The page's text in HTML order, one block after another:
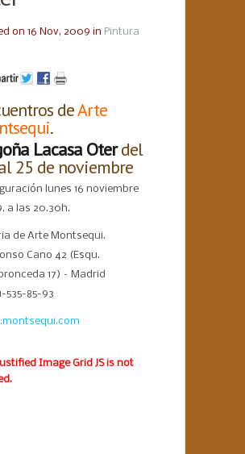
on 16 Nov, 2009 in Pintura
deArte
.
Lacasa Oterdel
25 de noviembre
lunes 16 noviembre
a las 20.30h.
de Arte Montsequi.
Cano 42 (Esqu.
17) – Madrid
535-85-93
Image Grid JS is not